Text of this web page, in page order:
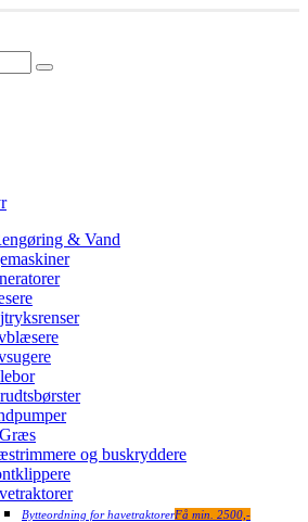
& Vand
og buskryddere
Bytteordning for havetraktorerFå min. 2500,-